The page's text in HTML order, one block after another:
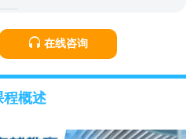
在线咨询
程概述